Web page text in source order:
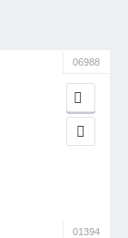
06988
01394